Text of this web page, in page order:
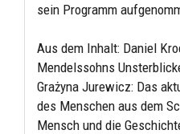
sein Programm
Aus dem Inhalt: Daniel
Mendelssohns
Grażyna Jurewicz: Das
des Menschen aus dem
Mensch und die